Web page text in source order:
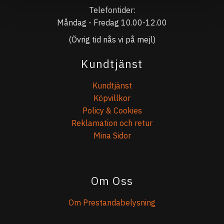
Telefontider:
Måndag - Fredag 10.00-12.00
(Övrig tid nås vi på mejl)
Kundtjänst
Kundtjänst
Köpvillkor
Policy & Cookies
Reklamation och retur
Mina Sidor
Om Oss
Om Prestandabelysning